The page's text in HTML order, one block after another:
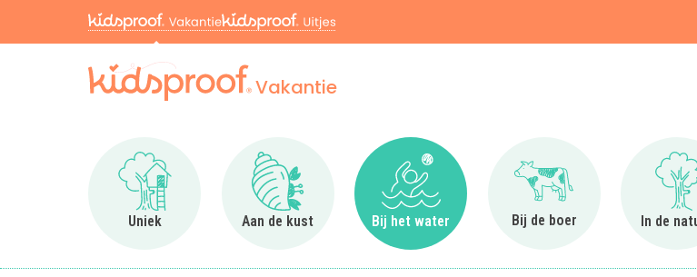
Vakantie
Uniek
Ga naar Uniek
Aan de kust
Ga naar Aan de kust
Bij het water
Ga naar Bij het water
Bij de boer
Ga naar Bij de boer
In de